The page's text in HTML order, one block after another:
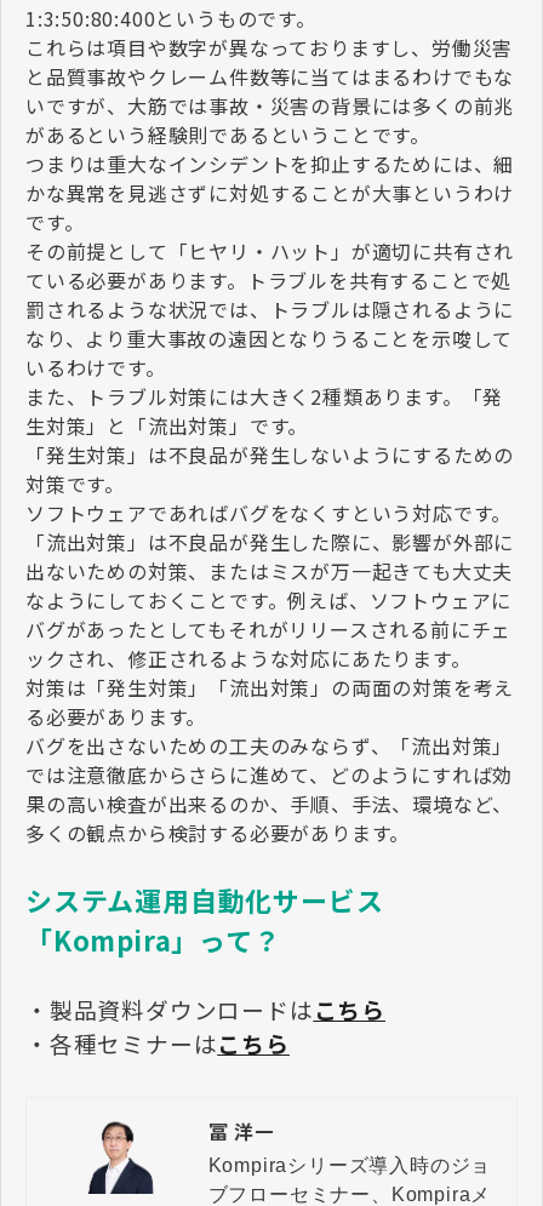
1:3:50:80:400というものです。
これらは項目や数字が異なっておりますし、労働災害
と品質事故やクレーム件数等に当てはまるわけでもな
いですが、大筋では事故・災害の背景には多くの前兆
があるという経験則であるということです。
つまりは重大なインシデントを抑止するためには、細
かな異常を見逃さずに対処することが大事というわけ
です。
その前提として「ヒヤリ・ハット」が適切に共有され
ている必要があります。トラブルを共有することで処
罰されるような状況では、トラブルは隠されるように
なり、より重大事故の遠因となりうることを示唆して
いるわけです。
また、トラブル対策には大きく2種類あります。「発
生対策」と「流出対策」です。
「発生対策」は不良品が発生しないようにするための
対策です。
ソフトウェアであればバグをなくすという対応です。
「流出対策」は不良品が発生した際に、影響が外部に
出ないための対策、またはミスが万一起きても大丈夫
なようにしておくことです。例えば、ソフトウェアに
バグがあったとしてもそれがリリースされる前にチェ
ックされ、修正されるような対応にあたります。
対策は「発生対策」「流出対策」の両面の対策を考え
る必要があります。
バグを出さないための工夫のみならず、「流出対策」
では注意徹底からさらに進めて、どのようにすれば効
果の高い検査が出来るのか、手順、手法、環境など、
多くの観点から検討する必要があります。
システム運用自動化サービス
「Kompira」って？
・製品資料ダウンロードはこちら
・各種セミナーはこちら
冨 洋一
Kompiraシリーズ導入時のジョ
ブフローセミナー、Kompiraメ